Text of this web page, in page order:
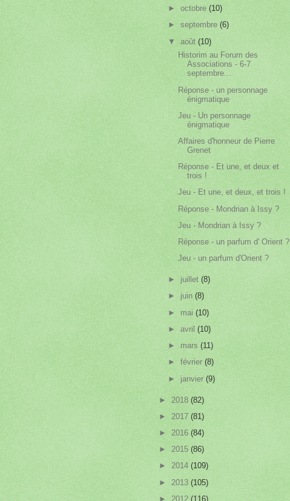
►octobre(10)
►septembre(6)
▼août(10)
Historim au Forum des
Associations - 6-7
septembre...
Réponse - un personnage
énigmatique
Jeu - Un personnage
énigmatique
Affaires d'honneur de Pierre
Grenet
Réponse - Et une, et deux et
trois !
Jeu - Et une, et deux, et trois !
Réponse - Mondrian à Issy ?
Jeu - Mondrian à Issy ?
Réponse - un parfum d' Orient ?
Jeu - un parfum d'Orient ?
► juillet(8)
►juin(8)
► mai(10)
►avril(10)
►mars(11)
►février(8)
►janvier(9)
► 2018 (82)
► 2017 (81)
► 2016 (84)
► 2015 (86)
► 2014 (109)
► 2013 (105)
► 2012 (116)